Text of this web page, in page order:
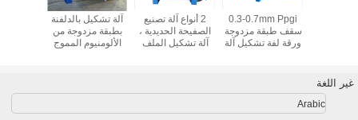
آلة تشكيل بالدلفنة
بطبقة مزدوجة من
الألومنيوم المموج
2 أنواع آلة تصنيع
الصفيحة الحديدية ،
آلة تشكيل الملف
0.3-0.7mm Ppgi
سقف طبقة مزدوجة
ورقة لفة تشكيل آلة
غير اللغة
Arabic